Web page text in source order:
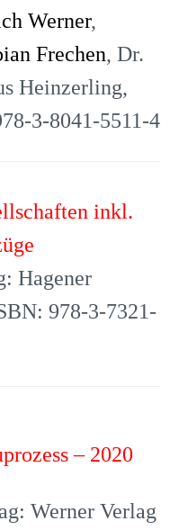
Werner,
Frechen, Dr.
Heinzerling,
3-8041-5511-4
inkl.
Hagener
978-3-7321-
– 2020
Werner Verlag